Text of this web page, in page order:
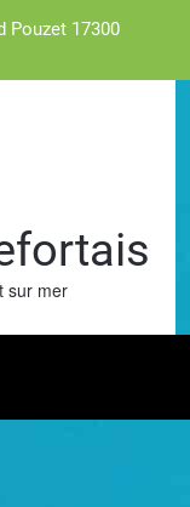
Pouzet 17300
sur mer